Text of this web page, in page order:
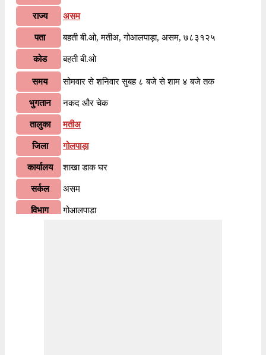
राज्य असम
पता बहती बी.ओ, मतीअ, गोआलपाड़ा, असम, ७८३१२५
कोड बहती बी.ओ
समय सोमवार से शनिवार सुबह ८ बजे से शाम ४ बजे तक
भुगतान नकद और चेक
तालुका मतीअ
जिला गोलपाड़ा
कार्यालय शाखा डाक घर
सर्कल असम
विभाग गोआलपाड़ा